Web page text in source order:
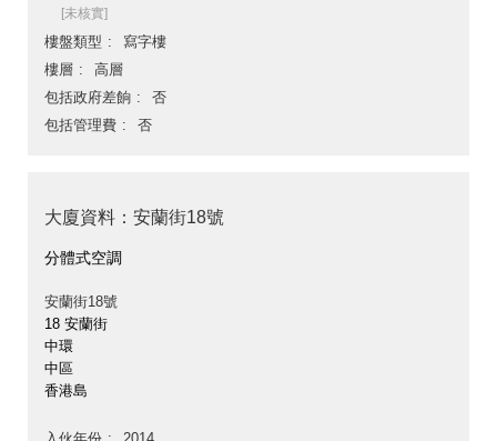
[未核實]
樓盤類型
寫字樓
樓層
高層
包括政府差餉
否
包括管理費
否
大廈資料：安蘭街18號
分體式空調
安蘭街18號
18 安蘭街
中環
中區
香港島